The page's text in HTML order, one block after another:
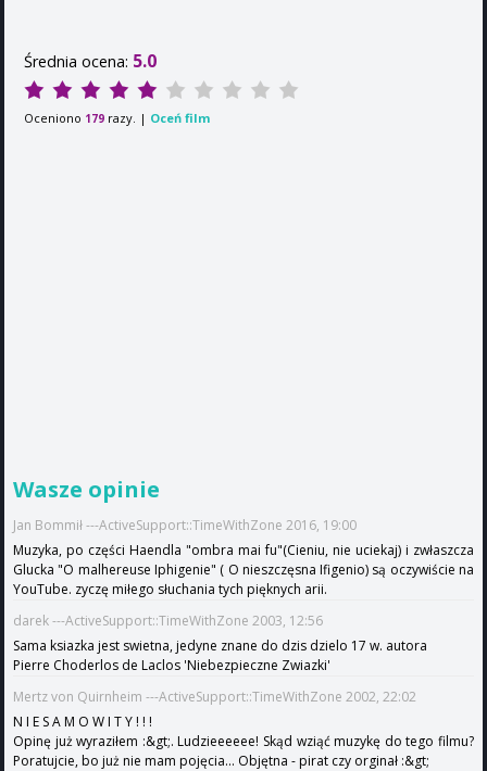
Średnia ocena: 5.0
Oceniono 179 razy. | Oceń film
Wasze opinie
Jan Bommił ---ActiveSupport::TimeWithZone 2016, 19:00
Muzyka, po części Haendla "ombra mai fu"(Cieniu, nie uciekaj) i zwłaszcza
Glucka "O malhereuse Iphigenie" ( O nieszczęsna Ifigenio) są oczywiście na
YouTube. zyczę miłego słuchania tych pięknych arii.
darek ---ActiveSupport::TimeWithZone 2003, 12:56
Sama ksiazka jest swietna, jedyne znane do dzis dzielo 17 w. autora
Pierre Choderlos de Laclos 'Niebezpieczne Zwiazki'
Mertz von Quirnheim ---ActiveSupport::TimeWithZone 2002, 22:02
N I E S A M O W I T Y ! ! !
Opinę już wyraziłem :&gt;. Ludzieeeeee! Skąd wziąć muzykę do tego filmu?
Poratujcie, bo już nie mam pojęcia... Objętna - pirat czy orginał :&gt;